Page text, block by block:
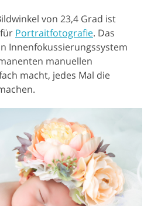
von 23,4 Grad ist
Portraitfotografie. Das
Innenfokussierungssystem
manuellen
macht, jedes Mal die